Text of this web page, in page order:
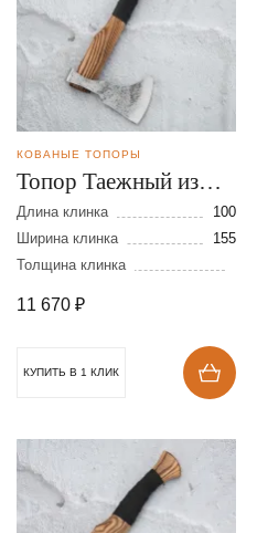
КОВАНЫЕ ТОПОРЫ
Топор Таежный из
стали 9ХС
Длина клинка
100
Ширина клинка
155
Толщина клинка
11 670 ₽
КУПИТЬ В 1 КЛИК